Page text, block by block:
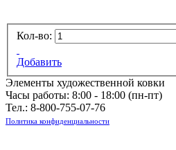
Кол-во:
Добавить
Элементы художественной ковки
Часы работы: 8:00 - 18:00 (пн-пт)
Тел.: 8-800-755-07-76
Политика конфиденциальности